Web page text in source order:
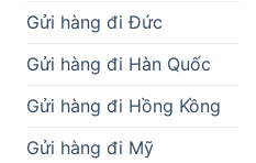
Gửi hàng đi Đức
Gửi hàng đi Hàn Quốc
Gửi hàng đi Hồng Kồng
Gửi hàng đi Mỹ